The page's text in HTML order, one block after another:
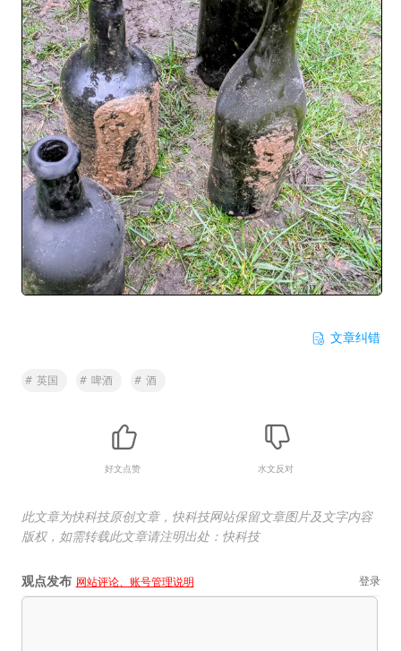
文章纠错
# 英国 # 啤酒 # 酒
好文点赞 水文反对
此文章为快科技原创文章，快科技网站保留文章图片及文字内容
版权，如需转载此文章请注明出处：快科技
观点发布 网站评论、账号管理说明 登录